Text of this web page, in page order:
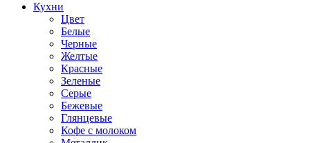
Кухни
Цвет
Белые
Черные
Желтые
Красные
Зеленые
Серые
Бежевые
Глянцевые
Кофе с молоком